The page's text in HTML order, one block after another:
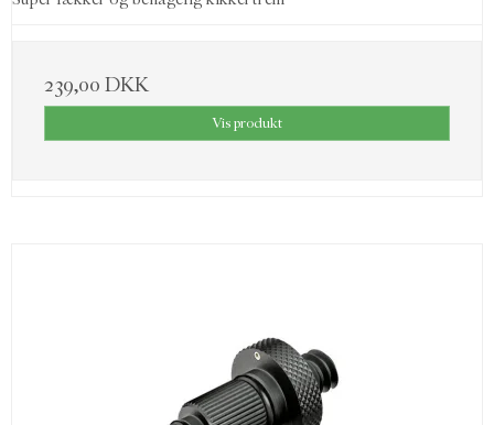
239,00 DKK
Vis produkt